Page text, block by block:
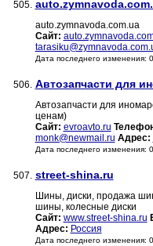
505.
auto.zymnavoda.com.ua
Сайт:
Дата последнего изменения:
506. Автозапчасти для
Автозапчасти для
ценам)
Сайт: evroavto.ru
monk@newmail.ru Адрес:
Дата последнего изменения:
507. street-shina.ru
Шины, диски, продажа
шины, колесные диски
Сайт: www.street-shina.ru
Адрес: Россия
Дата последнего изменения: